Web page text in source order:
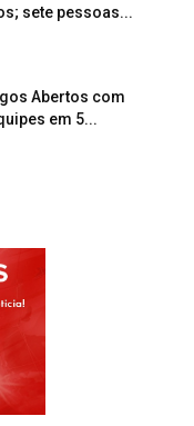
sete pessoas...
Abertos com
em 5...